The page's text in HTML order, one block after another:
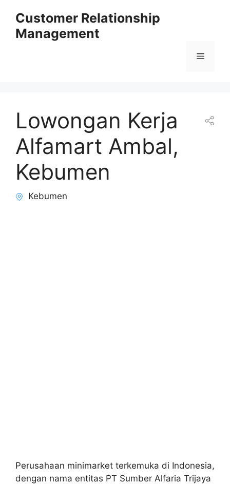
content
Customer Relationship
Management
Menu
Lowongan Kerja
Alfamart Ambal,
Kebumen
Kebumen
Perusahaan minimarket terkemuka di Indonesia,
dengan nama entitas PT Sumber Alfaria Trijaya